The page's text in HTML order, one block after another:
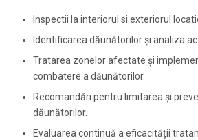
Inspectii la interiorul si exteriorul
Identificarea dăunătorilor și analiza
Tratarea zonelor afectate și
combatere a dăunătorilor.
Recomandări pentru limitarea și
dăunătorilor.
Evaluarea continuă a eficacității